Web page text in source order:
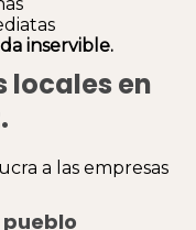
inservible.
locales en
a las empresas
pueblo